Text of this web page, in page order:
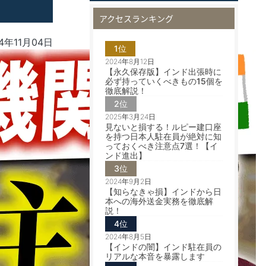
11月04日
アクセスランキング
1位
2024年8月12日
【永久保存版】インド出張時に
必ず持っていくべきもの15個を
徹底解説！
2位
2025年3月24日
見ないと損する！ルピー建口座
を持つ日本人駐在員が絶対に知
っておくべき注意点7選！【イ
ンド進出】
3位
2024年9月2日
【知らなきゃ損】インドから日
本への海外送金実務を徹底解
説！
4位
2024年8月5日
【インドの闇】インド駐在員の
リアルな本音を暴露します